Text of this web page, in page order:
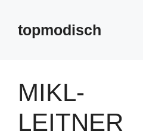
springentopmodisch
MIKL-
LEITNER